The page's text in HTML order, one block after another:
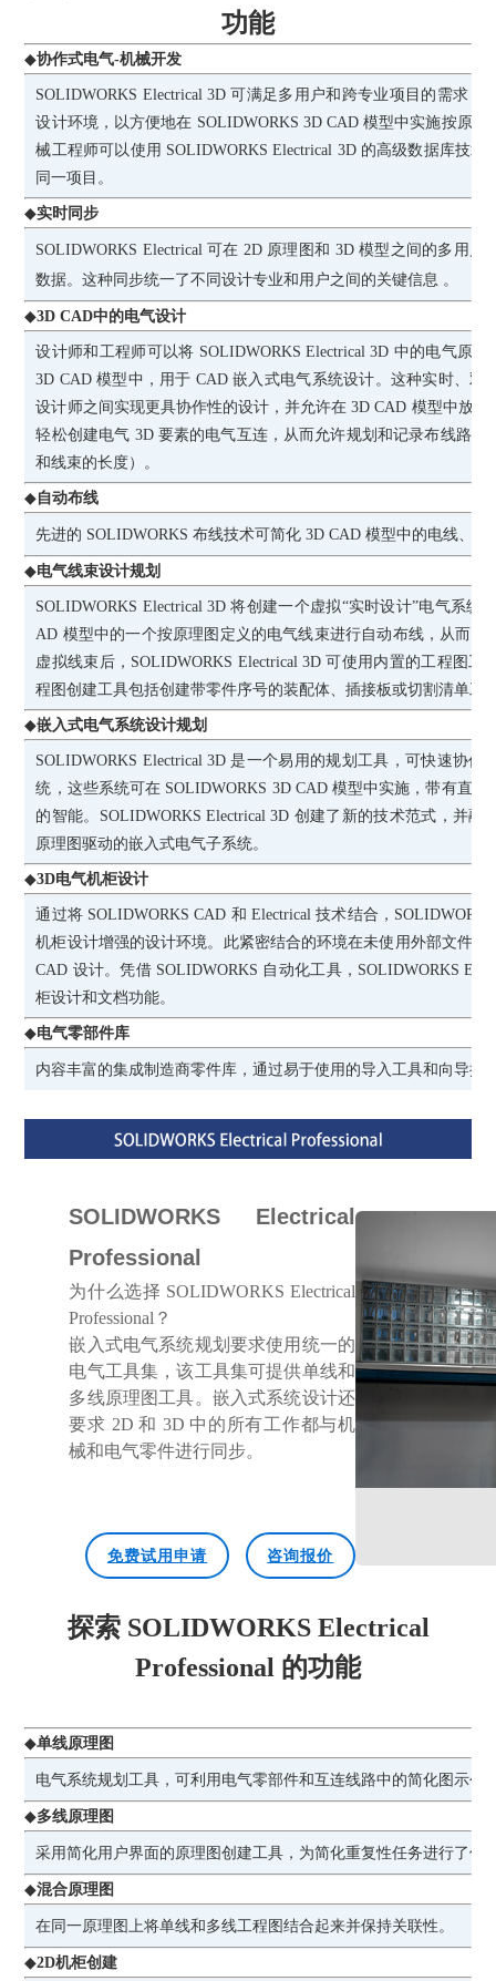
功能
◆协作式电气-机械开发
SOLIDWORKS Electrical 3D 可满足多用户和跨专业项目的需求
设计环境，以方便地在 SOLIDWORKS 3D CAD 模型中实施按原
械工程师可以使用 SOLIDWORKS Electrical 3D 的高级数据库技
同一项目。
◆实时同步
SOLIDWORKS Electrical 可在 2D 原理图和 3D 模型之间的多用
数据。这种同步统一了不同设计专业和用户之间的关键信息 。
◆3D CAD中的电气设计
设计师和工程师可以将 SOLIDWORKS Electrical 3D 中的电气原
3D CAD 模型中，用于 CAD 嵌入式电气系统设计。这种实时、双
设计师之间实现更具协作性的设计，并允许在 3D CAD 模型中放
轻松创建电气 3D 要素的电气互连，从而允许规划和记录布线路径
和线束的长度）。
◆自动布线
先进的 SOLIDWORKS 布线技术可简化 3D CAD 模型中的电线、
◆电气线束设计规划
SOLIDWORKS Electrical 3D 将创建一个虚拟“实时设计”电气系统
AD 模型中的一个按原理图定义的电气线束进行自动布线，从而简
虚拟线束后，SOLIDWORKS Electrical 3D 可使用内置的工程图
程图创建工具包括创建带零件序号的装配体、插接板或切割清单工
◆嵌入式电气系统设计规划
SOLIDWORKS Electrical 3D 是一个易用的规划工具，可快速协
统，这些系统可在 SOLIDWORKS 3D CAD 模型中实施，带有直
的智能。SOLIDWORKS Electrical 3D 创建了新的技术范式，并
原理图驱动的嵌入式电气子系统。
◆3D电气机柜设计
通过将 SOLIDWORKS CAD 和 Electrical 技术结合，
机柜设计增强的设计环境。此紧密结合的环境在未使用外部文件
CAD 设计。凭借 SOLIDWORKS 自动化工具，SOLIDWORKS
柜设计和文档功能。
◆电气零部件库
内容丰富的集成制造商零件库，通过易于使用的导入工具和向导提
SOLIDWORKS Electrical
Professional
为什么选择 SOLIDWORKS Electrical
Professional？
嵌入式电气系统规划要求使用统一的
电气工具集，该工具集可提供单线和
多线原理图工具。嵌入式系统设计还
要求 2D 和 3D 中的所有工作都与机
械和电气零件进行同步。
免费试用申请 咨询报价
探索 SOLIDWORKS Electrical
Professional 的功能
◆单线原理图
电气系统规划工具，可利用电气零部件和互连线路中的简化图示创
◆多线原理图
采用简化用户界面的原理图创建工具，为简化重复性任务进行了优
◆混合原理图
在同一原理图上将单线和多线工程图结合起来并保持关联性。
◆2D机柜创建